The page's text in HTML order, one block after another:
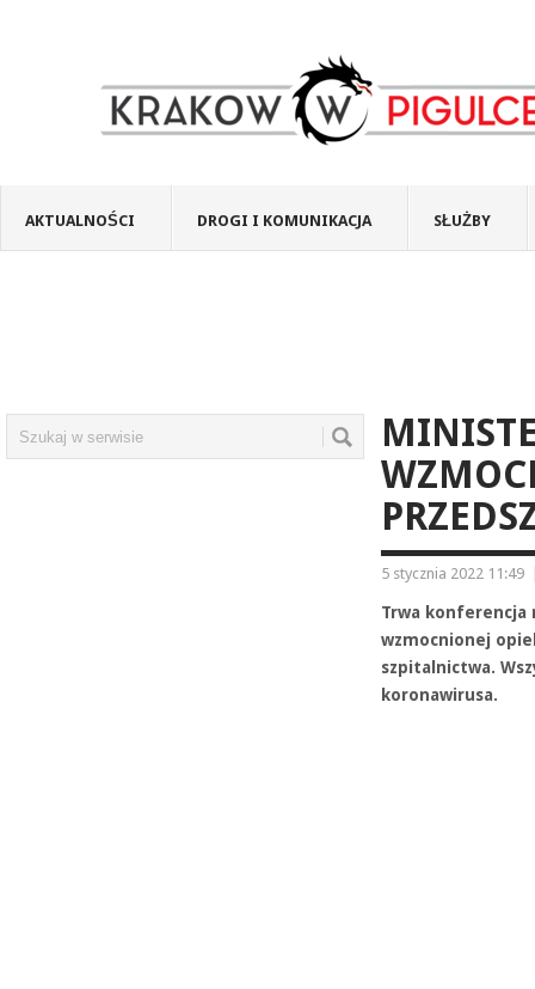
AKTUALNOŚCI DROGI I KOMUNIKACJA SŁUŻBY
5 stycznia 2022 11:49
Trwa konferencja
wzmocnionej
szpitalnictwa.
koronawirusa.